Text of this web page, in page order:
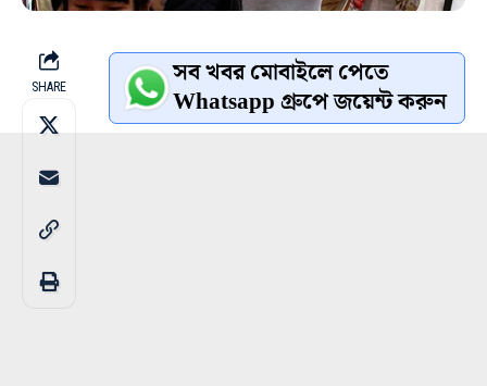
SHARE সব খবর মোবাইলে পেতে
Whatsapp গ্রুপে জয়েন্ট করুন